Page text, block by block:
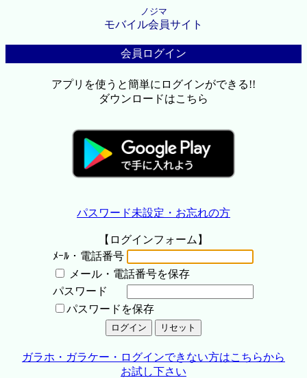
ノジマ
モバイル会員サイト
会員ログイン
アプリを使うと簡単にログインができる!!
ダウンロードはこちら
パスワード未設定・お忘れの方
【ログインフォーム】
ﾒｰﾙ・電話番号
メール・電話番号を保存
パスワード
パスワードを保存
ガラホ・ガラケー・ログインできない方はこちらから
お試し下さい